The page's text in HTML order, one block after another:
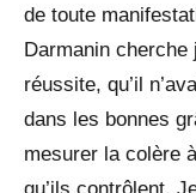
de toute
Darmanin
réussite, qu’il
dans les bonnes
mesurer la colère